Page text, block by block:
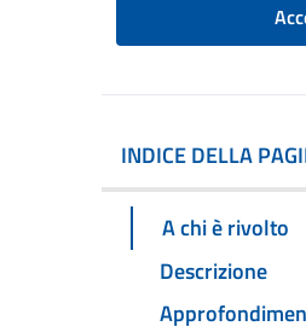
INDICE DELLA
A chi è rivolto
Descrizione